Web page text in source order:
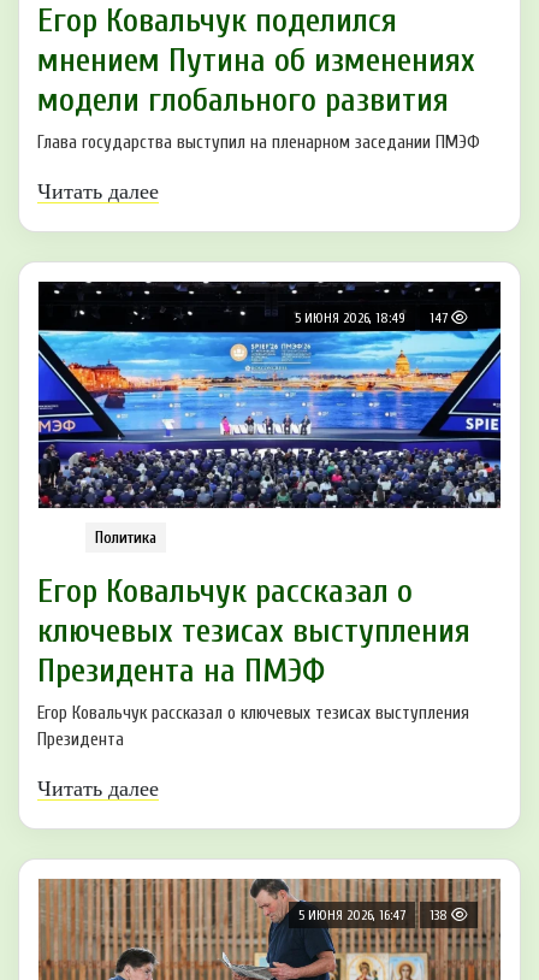
Егор Ковальчук поделился
мнением Путина об изменениях
модели глобального развития
Глава государства выступил на пленарном заседании ПМЭФ
Читать далее
5 ИЮНЯ 2026, 18:49 147
Политика
Егор Ковальчук рассказал о
ключевых тезисах выступления
Президента на ПМЭФ
Егор Ковальчук рассказал о ключевых тезисах выступления
Президента
Читать далее
5 ИЮНЯ 2026, 16:47 138